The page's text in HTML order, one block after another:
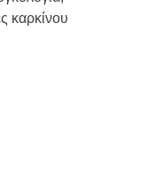
καρκίνου